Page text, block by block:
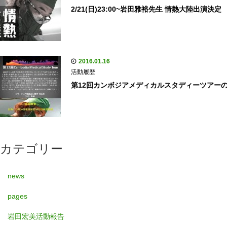
2/21(日)23:00~岩田雅裕先生 情熱大陸出演決定
2016.01.16
活動履歴
第12回カンボジアメディカルスタディーツアー
カテゴリー
news
pages
岩田宏美活動報告